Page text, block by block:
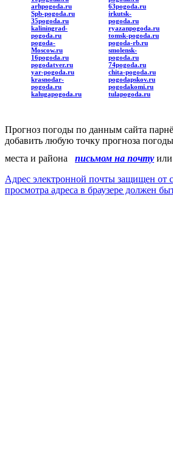
arhpogoda.ru
Spb-pogoda.ru
35pogoda.ru
kaliningrad-
pogoda.ru
pogoda-
Moscow.ru
16pogoda.ru
pogodatver.ru
yar-pogoda.ru
krasnodar-
pogoda.ru
kalugapogoda.ru
63pogoda.ru
irkutsk-
pogoda.ru
ryazanpogoda.ru
tomsk-pogoda.ru
pogoda-rb.ru
smolensk-
pogoda.ru
74pogoda.ru
chita-pogoda.ru
pogodapskov.ru
pogodakomi.ru
tulapogoda.ru
Прогноз погоды по данным сайта
добавить любую точку прогноза
места и района
письмом на почту
Адрес электронной почты защищен от
просмотра адреса в браузере должен